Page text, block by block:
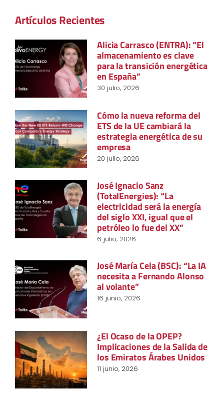
Artículos Recientes
Alicia Carrasco (ENTRA): “El
almacenamiento es clave
para la transición energética
en España”
30 julio, 2026
Cómo la nueva reforma del
ETS de la UE cambiará la
estrategia energética de su
empresa
20 julio, 2026
José Ignacio Sanz
(TotalEnergies): “La
electricidad será la energía
del siglo XXI, igual que el
petróleo lo fue del XX”
6 julio, 2026
José María Cela (BSC): “La IA
necesita a Fernando Alonso
al volante”
16 junio, 2026
¿El Ocaso de la OPEP?
Implicaciones de la Salida de
los Emiratos Árabes Unidos
11 junio, 2026